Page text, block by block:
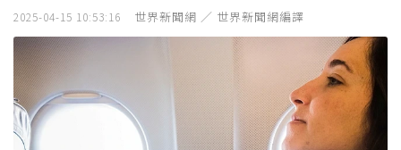
2025-04-15 10:53:16 世界新聞網 ／ 世界新聞網編譯